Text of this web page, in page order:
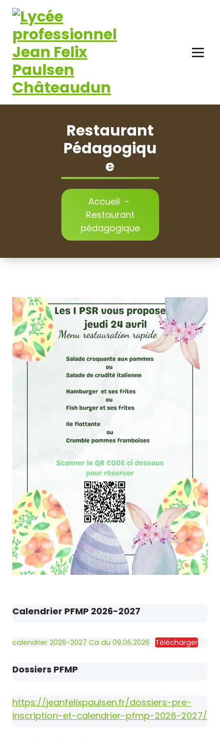
Aller
contenu
Restaurant
Pédagogiqu
E
Accueil -
Restaurant
pédagogique
Calendrier PFMP 2026-2027
calendrier 2026-2027 Ca du 09.06.2026 Télécharger
Dossiers PFMP
https://jeanfelixpaulsen.fr/dossiers-pre-
inscription-et-calendrier-pfmp-2026-2027/